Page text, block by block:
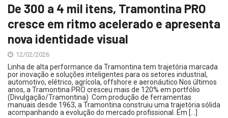
De 300 a 4 mil itens, Tramontina PRO
cresce em ritmo acelerado e apresenta
nova identidade visual
12/02/2026
Linha de alta performance da Tramontina tem trajetória marcada
por inovação e soluções inteligentes para os setores industrial,
automotivo, elétrico, agrícola, offshore e aeronáutico Nos últimos
anos, a Tramontina PRO cresceu mais de 120% em portfólio
(Divulgação/Tramontina) Com produção de ferramentas
manuais desde 1963, a Tramontina construiu uma trajetória sólida
acompanhando a evolução do mercado profissional. Em […]